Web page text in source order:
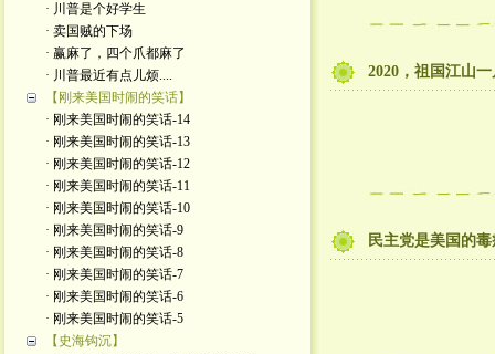
· 川普是个好学生
· 卖国贼的下场
· 赢麻了，四个爪都麻了
· 川普最近有点儿烦....
【刚来美国时闹的笑话】
· 刚来美国时闹的笑话-14
· 刚来美国时闹的笑话-13
· 刚来美国时闹的笑话-12
· 刚来美国时闹的笑话-11
· 刚来美国时闹的笑话-10
· 刚来美国时闹的笑话-9
· 刚来美国时闹的笑话-8
· 刚来美国时闹的笑话-7
· 刚来美国时闹的笑话-6
· 刚来美国时闹的笑话-5
【史海钩沉】
2020，祖国江山
民主党是美国的